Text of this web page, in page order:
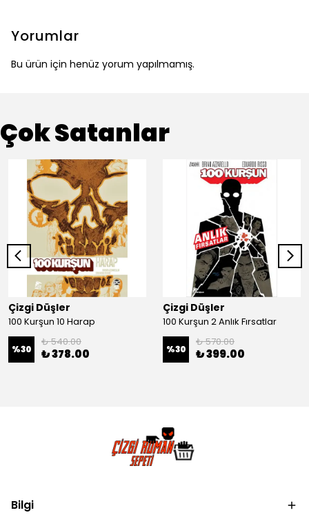
Yorumlar
Bu ürün için henüz yorum yapılmamış.
Çok Satanlar
Çizgi Düşler
100 Kurşun 10 Harap
%30
₺ 540.00
₺ 378.00
Çizgi Düşler
100 Kurşun 2 Anlık Fırsatlar
%30
₺ 570.00
₺ 399.00
Bilgi